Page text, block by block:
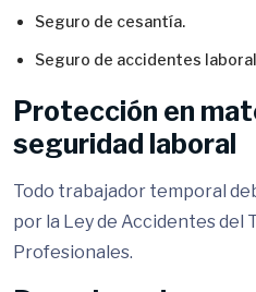
Seguro de cesantía.
Seguro de accidentes
Protección en
seguridad laboral
Todo trabajador temporal
por la Ley de Accidentes del
Profesionales.